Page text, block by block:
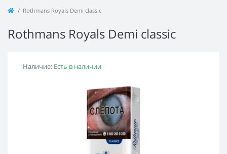
Rothmans Royals Demi classic
Rothmans Royals Demi classic
Наличие: Есть в наличии